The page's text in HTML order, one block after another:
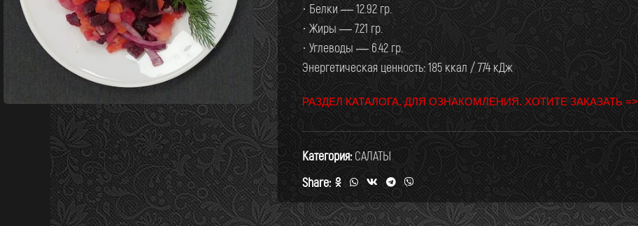
· Белки — 12.92 гр.
· Жиры — 7.21 гр.
· Углеводы — 6.42 гр.
Энергетическая ценность: 185 ккал / 774 кДж
РАЗДЕЛ КАТАЛОГА. ДЛЯ ОЗНАКОМЛЕНИЯ. ХОТИТЕ ЗАКАЗАТЬ =>
Категория:САЛАТЫ
Share:
ЗАКАЗЫ ПРИНИМАЕМ:06:00— 14:00
ЗАКАЗЫ ДОСТАВЛЯЕМ: 10:00 — 20:00
МЕНЮ НА СЛЕДУЮЩИЙ ДЕНЬ ОБНОВЛЯЕМ К 18:00
ВСЕ ПОНЯТНО ЗАДАТЬ ВОПРОС